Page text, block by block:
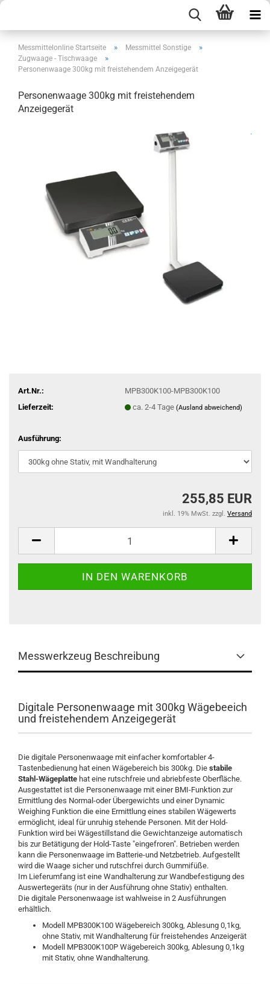
Messmittelonline Startseite » Messmittel Sonstige »
Zugwaage - Tischwaage »
Personenwaage 300kg mit freistehendem Anzeigegerät
Personenwaage 300kg mit freistehendem
Anzeigegerät
.
Art.Nr.:
MPB300K100-MPB300K100
Lieferzeit:
ca. 2-4 Tage (Ausland abweichend)
Ausführung:
255,85 EUR
inkl. 19% MwSt. zzgl. Versand
Messwerkzeug Beschreibung
Digitale Personenwaage mit 300kg Wägebeeich
und freistehendem Anzeigegerät
Die digitale Personenwaage mit einfacher komfortabler 4-
Tastenbedienung hat einen Wägebereich bis 300kg. Die stabile
Stahl-Wägeplatte hat eine rutschfreie und abriebfeste Oberfläche.
Ausgestattet ist die Personenwaage mit einer BMI-Funktion zur
Ermittlung des Normal-oder Übergewichts und einer Dynamic
Weighing Funktion die eine Ermittlung eines stabilen Wägewerts
ermöglicht, ideal für unruhig stehende Personen. Mit der Hold-
Funktion wird bei Wägestillstand die Gewichtanzeige automatisch
bis zur Betätigung der Hold-Taste "eingefroren". Betrieben werden
kann die Personenwaage im Batterie-und Netzbetrieb. Aufgestellt
wird die Waage sicher und rutschfrei durch Gummifüße.
Im Lieferumfang ist eine Wandhalterung zur Wandbefestigung des
Auswertegeräts (nur in der Ausführung ohne Stativ) enthalten.
Die digitale Personenwaage ist wahlweise in 2 Ausführungen
erhältlich.
Modell MPB300K100 Wägebereich 300kg, Ablesung 0,1kg,
ohne Stativ, mit Wandhalterung für freistehendes Anzeigerät
Modell MPB300K100P Wägebereich 300kg, Ablesung 0,1kg
mit Stativ, ohne Wandhalterung.